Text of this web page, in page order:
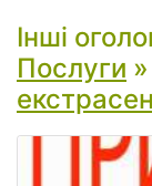
Інші
Послуги »